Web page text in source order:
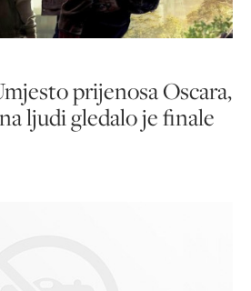
prijenosa Oscara,
ljudi gledalo je finale